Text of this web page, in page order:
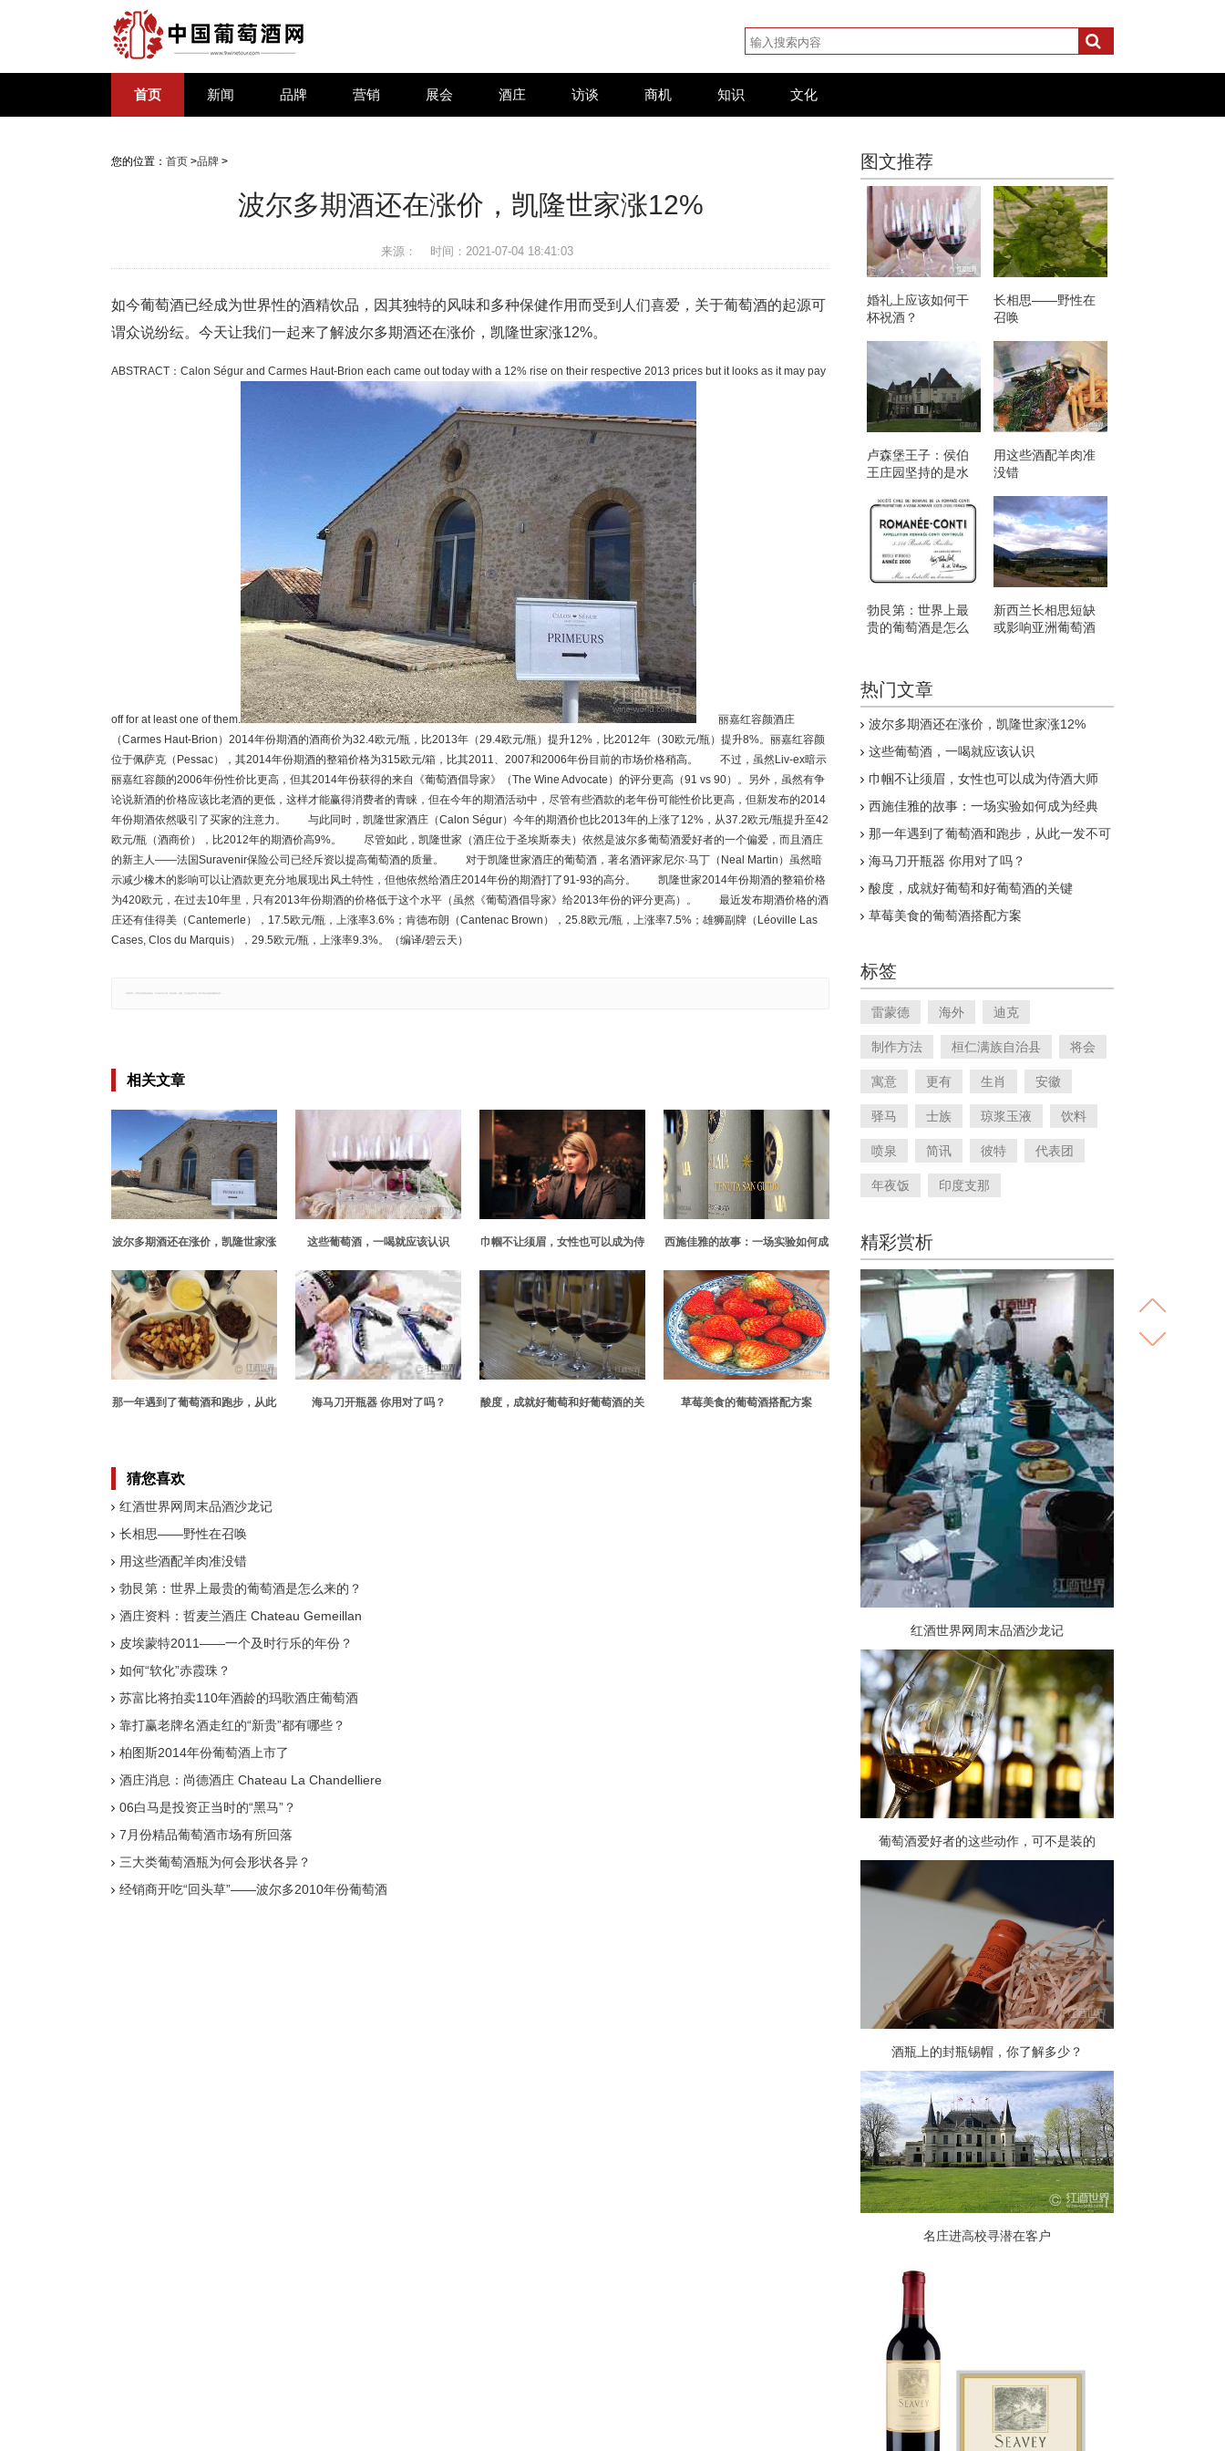
首页 新闻 品牌 营销 展会 酒庄 访谈 商机 知识 文化
您的位置： 首页 >品牌 >
波尔多期酒还在涨价，凯隆世家涨12%
来源： 时间：2021-07-04 18:41:03
如今葡萄酒已经成为世界性的酒精饮品，因其独特的风味和多种保健作用而受到人们喜爱，关于葡萄酒的起源可
谓众说纷纭。今天让我们一起来了解波尔多期酒还在涨价，凯隆世家涨12%。
ABSTRACT：Calon Ségur and Carmes Haut-Brion each came out today with a 12% rise on their respective 2013 prices but it looks as it may pay
off for at least one of them.
丽嘉红容颜酒庄
（Carmes Haut-Brion）2014年份期酒的酒商价为32.4欧元/瓶，比2013年（29.4欧元/瓶）提升12%，比2012年（30欧元/瓶）提升8%。丽嘉红容颜
位于佩萨克（Pessac），其2014年份期酒的整箱价格为315欧元/箱，比其2011、2007和2006年份目前的市场价格稍高。 不过，虽然Liv-ex暗示
丽嘉红容颜的2006年份性价比更高，但其2014年份获得的来自《葡萄酒倡导家》（The Wine Advocate）的评分更高（91 vs 90）。另外，虽然有争
论说新酒的价格应该比老酒的更低，这样才能赢得消费者的青睐，但在今年的期酒活动中，尽管有些酒款的老年份可能性价比更高，但新发布的2014
年份期酒依然吸引了买家的注意力。 与此同时，凯隆世家酒庄（Calon Ségur）今年的期酒价也比2013年的上涨了12%，从37.2欧元/瓶提升至42
欧元/瓶（酒商价），比2012年的期酒价高9%。 尽管如此，凯隆世家（酒庄位于圣埃斯泰夫）依然是波尔多葡萄酒爱好者的一个偏爱，而且酒庄
的新主人——法国Suravenir保险公司已经斥资以提高葡萄酒的质量。 对于凯隆世家酒庄的葡萄酒，著名酒评家尼尔·马丁（Neal Martin）虽然暗
示减少橡木的影响可以让酒款更充分地展现出风土特性，但他依然给酒庄2014年份的期酒打了91-93的高分。 凯隆世家2014年份期酒的整箱价格
为420欧元，在过去10年里，只有2013年份期酒的价格低于这个水平（虽然《葡萄酒倡导家》给2013年份的评分更高）。 最近发布期酒价格的酒
庄还有佳得美（Cantemerle），17.5欧元/瓶，上涨率3.6%；肯德布朗（Cantenac Brown），25.8欧元/瓶，上涨率7.5%；雄狮副牌（Léoville Las
Cases, Clos du Marquis），29.5欧元/瓶，上涨率9.3%。（编译/碧云天）
相关文章
波尔多期酒还在涨价，凯隆世家涨
这些葡萄酒，一喝就应该认识
巾帼不让须眉，女性也可以成为侍
西施佳雅的故事：一场实验如何成
那一年遇到了葡萄酒和跑步，从此
海马刀开瓶器 你用对了吗？
酸度，成就好葡萄和好葡萄酒的关
草莓美食的葡萄酒搭配方案
猜您喜欢
红酒世界网周末品酒沙龙记
长相思——野性在召唤
用这些酒配羊肉准没错
勃艮第：世界上最贵的葡萄酒是怎么来的？
酒庄资料：哲麦兰酒庄 Chateau Gemeillan
皮埃蒙特2011——一个及时行乐的年份？
如何“软化”赤霞珠？
苏富比将拍卖110年酒龄的玛歌酒庄葡萄酒
靠打赢老牌名酒走红的“新贵”都有哪些？
柏图斯2014年份葡萄酒上市了
酒庄消息：尚德酒庄 Chateau La Chandelliere
06白马是投资正当时的“黑马”？
7月份精品葡萄酒市场有所回落
三大类葡萄酒瓶为何会形状各异？
经销商开吃“回头草”——波尔多2010年份葡萄酒
图文推荐
婚礼上应该如何干
杯祝酒？
长相思——野性在
召唤
卢森堡王子：侯伯
王庄园坚持的是水
用这些酒配羊肉准
没错
勃艮第：世界上最
贵的葡萄酒是怎么
新西兰长相思短缺
或影响亚洲葡萄酒
热门文章
波尔多期酒还在涨价，凯隆世家涨12%
这些葡萄酒，一喝就应该认识
巾帼不让须眉，女性也可以成为侍酒大师
西施佳雅的故事：一场实验如何成为经典
那一年遇到了葡萄酒和跑步，从此一发不可
海马刀开瓶器 你用对了吗？
酸度，成就好葡萄和好葡萄酒的关键
草莓美食的葡萄酒搭配方案
标签
雷蒙德 海外 迪克
制作方法 桓仁满族自治县 将会
寓意 更有 生肖 安徽
驿马 士族 琼浆玉液 饮料
喷泉 简讯 彼特 代表团
年夜饭 印度支那
精彩赏析
红酒世界网周末品酒沙龙记
葡萄酒爱好者的这些动作，可不是装的
酒瓶上的封瓶锡帽，你了解多少？
名庄进高校寻潜在客户